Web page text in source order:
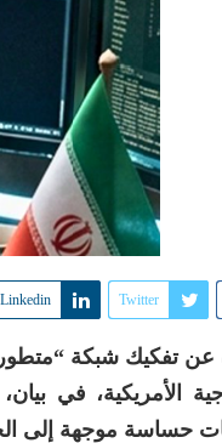
Twitter
Linkedin
عن تفكيك شبكة
الأمريكية، في
حساسة موجهة إلى